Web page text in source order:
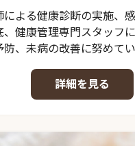
による健康診断の実施、
、健康管理専門スタッフ
、未病の改善に努めてい
詳細を見る